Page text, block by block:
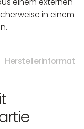
in einem